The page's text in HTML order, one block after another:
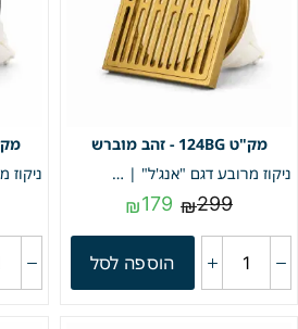
124BG - זהב מוברש
ניקוז מרובע דגם "אנג'ל" | 10/10 | פטנט חוסם ריחות וחרקים | זהב מוברש | מק"ט 124BG
₪299
₪179
הוספה לסל